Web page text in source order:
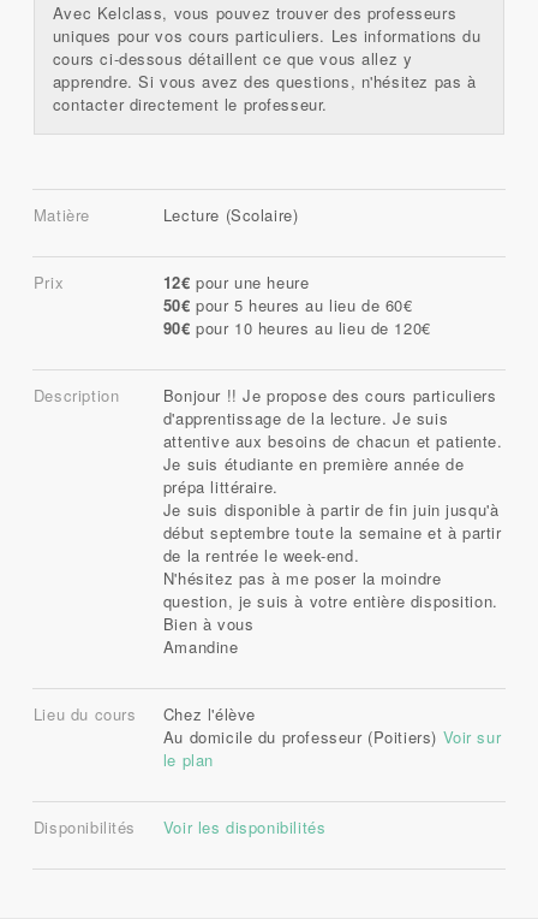
Avec Kelclass, vous pouvez trouver des professeurs
uniques pour vos cours particuliers. Les informations du
cours ci-dessous détaillent ce que vous allez y
apprendre. Si vous avez des questions, n'hésitez pas à
contacter directement le professeur.
Matière Lecture (Scolaire)
Prix 12€ pour une heure
50€ pour 5 heures au lieu de 60€
90€ pour 10 heures au lieu de 120€
Description
Bonjour !! Je propose des cours particuliers
d'apprentissage de la lecture. Je suis
attentive aux besoins de chacun et patiente.
Je suis étudiante en première année de
prépa littéraire.
Je suis disponible à partir de fin juin jusqu'à
début septembre toute la semaine et à partir
de la rentrée le week-end.
N'hésitez pas à me poser la moindre
question, je suis à votre entière disposition.
Bien à vous
Amandine
Lieu du cours
Chez l'élève
Au domicile du professeur (Poitiers) Voir sur
le plan
Disponibilités Voir les disponibilités